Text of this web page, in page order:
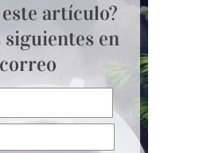
artículo?
siguientes en